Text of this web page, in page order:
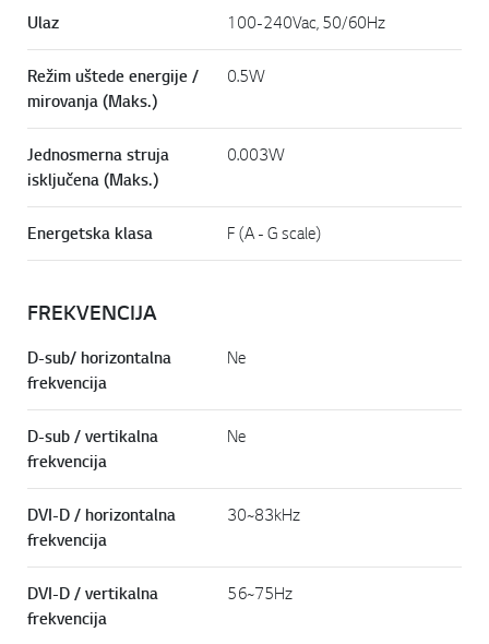
Ulaz 100-240Vac, 50/60Hz
Režim uštede energije /
mirovanja (Maks.)
0.5W
Jednosmerna struja
isključena (Maks.)
0.003W
Energetska klasa F (A - G scale)
FREKVENCIJA
D-sub/ horizontalna
frekvencija
Ne
D-sub / vertikalna
frekvencija
Ne
DVI-D / horizontalna
frekvencija
30~83kHz
DVI-D / vertikalna
frekvencija
56~75Hz